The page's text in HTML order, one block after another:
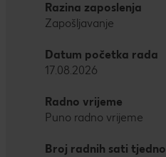
Razina zaposlenja
Zapošljavanje
Datum početka rada
17.08.2026
Radno vrijeme
Puno radno vrijeme
Broj radnih sati tjedno